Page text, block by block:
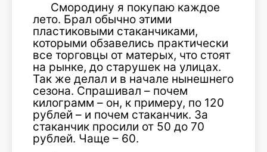
Смородину я покупаю каждое
лето. Брал обычно этими
пластиковыми стаканчиками,
которыми обзавелись практически
все торговцы от матерых, что стоят
на рынке, до старушек на улицах.
Так же делал и в начале нынешнего
сезона. Спрашивал – почем
килограмм – он, к примеру, по 120
рублей – и почем стаканчик. За
стаканчик просили от 50 до 70
рублей. Чаще – 60.